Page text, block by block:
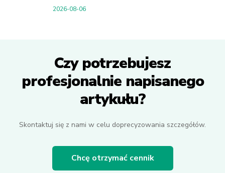
2026-08-06
Czy potrzebujesz
profesjonalnie napisanego
artykułu?
Skontaktuj się z nami w celu doprecyzowania szczegółów.
Chcę otrzymać cennik